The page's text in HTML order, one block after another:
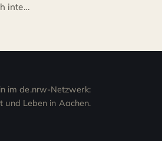
inte…
im de.nrw-Netzwerk:
und Leben in Aachen.